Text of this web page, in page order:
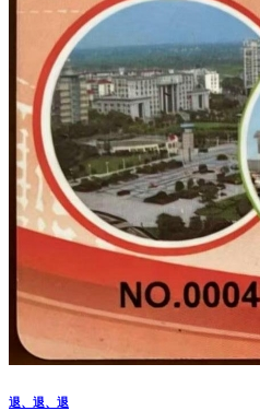
退、退、退